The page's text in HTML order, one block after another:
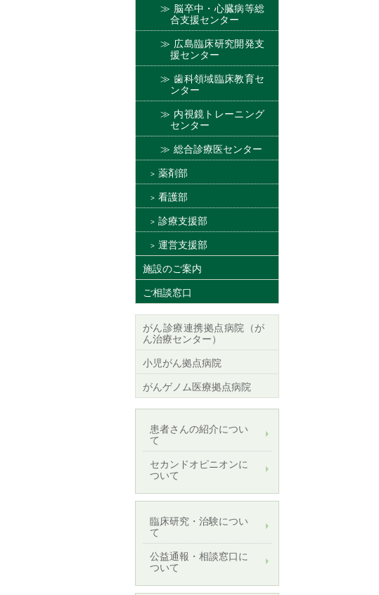
脳卒中・心臓病等総
合支援センター
広島臨床研究開発支
援センター
歯科領域臨床教育セ
ンター
内視鏡トレーニング
センター
総合診療医センター
薬剤部
看護部
診療支援部
運営支援部
施設のご案内
ご相談窓口
がん診療連携拠点病院（が
ん治療センター）
小児がん拠点病院
がんゲノム医療拠点病院
患者さんの紹介につい
て
セカンドオピニオンに
ついて
臨床研究・治験につい
て
公益通報・相談窓口に
ついて